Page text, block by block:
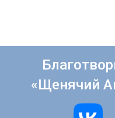
«Щенячий